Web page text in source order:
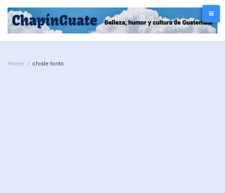
Home / chiste tonto